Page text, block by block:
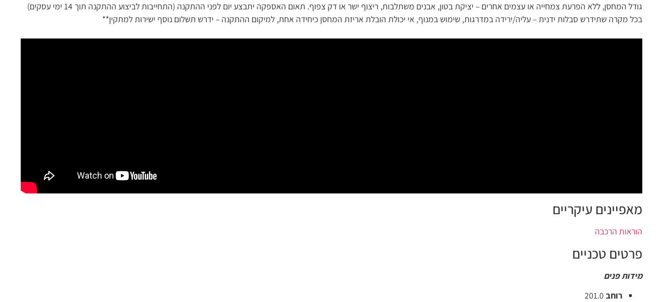
גודל המחסן, ללא הפרעת צמחייה או עצמים אחרים – יציקת בטון, אבנים משתלבות, ריצוף ישר או דק צפוף. תאום האספקה יתבצע יום לפני ההתקנה (התחייבות לביצוע ההתקנה תוך 14 ימי עסקים)
בכל מקרה שתידרש סבלות ידנית – עליה/ירידה במדרגות, שימוש במנוף, אי יכולת הובלת אריזת המחסן כיחידה אחת, למיקום ההתקנה – ידרש תשלום נוסף ישירות למתקין**
מאפיינים עיקריים
הוראות הרכבה
פרטים טכניים
מידות פנים
רוחב 201.0